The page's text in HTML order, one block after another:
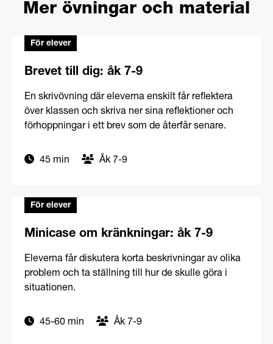
Mer övningar och material
För elever
Brevet till dig: åk 7-9
En skrivövning där eleverna enskilt får reflektera
över klassen och skriva ner sina reflektioner och
förhoppningar i ett brev som de återfår senare.
45 min Åk 7-9
För elever
Minicase om kränkningar: åk 7-9
Eleverna får diskutera korta beskrivningar av olika
problem och ta ställning till hur de skulle göra i
situationen.
45-60 min Åk 7-9